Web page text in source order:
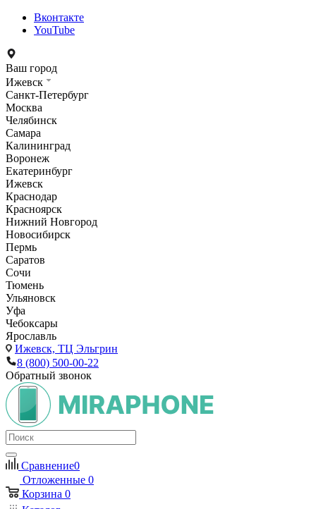
Вконтакте
YouTube
Ваш город
Ижевск
Санкт-Петербург
Москва
Челябинск
Самара
Калининград
Воронеж
Екатеринбург
Ижевск
Краснодар
Красноярск
Нижний Новгород
Новосибирск
Пермь
Саратов
Сочи
Тюмень
Ульяновск
Уфа
Чебоксары
Ярославль
Ижевск, ТЦ Эльгрин
8 (800) 500-00-22
Обратный звонок
Сравнение0
Отложенные 0
Корзина 0